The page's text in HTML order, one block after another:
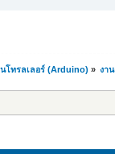
โทรลเลอร์ (Arduino) » งา